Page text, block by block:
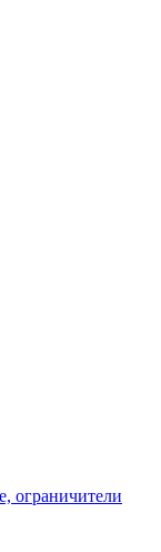
ограничители